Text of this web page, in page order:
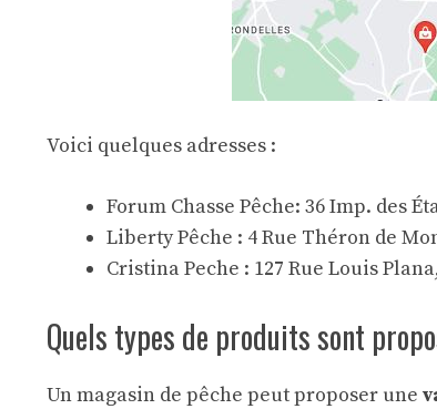
Voici quelques adresses :
Forum Chasse Pêche: 36 Imp. des
Liberty Pêche : 4 Rue Théron de
Cristina Peche : 127 Rue Louis
Quels types de produits sont
Un magasin de pêche peut proposer une